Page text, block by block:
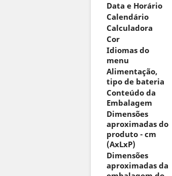
Data e Horário
Calendário
Calculadora
Cor
Idiomas do
menu
Alimentação,
tipo de bateria
Conteúdo da
Embalagem
Dimensões
aproximadas do
produto - cm
(AxLxP)
Dimensões
aproximadas da